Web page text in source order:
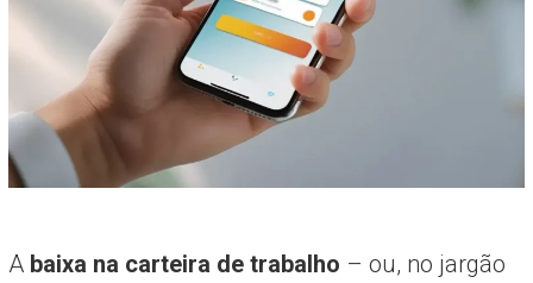
A baixa na carteira de trabalho – ou, no jargão